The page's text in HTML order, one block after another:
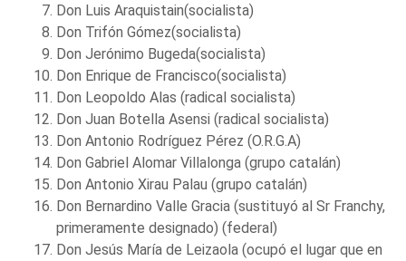
Don Luis Araquistain(socialista)
Don Trifón Gómez(socialista)
Don Jerónimo Bugeda(socialista)
Don Enrique de Francisco(socialista)
Don Leopoldo Alas (radical socialista)
Don Juan Botella Asensi (radical socialista)
Don Antonio Rodríguez Pérez (O.R.G.A)
Don Gabriel Alomar Villalonga (grupo catalán)
Don Antonio Xirau Palau (grupo catalán)
Don Bernardino Valle Gracia (sustituyó al Sr Franchy,
primeramente designado) (federal)
Don Jesús María de Leizaola (ocupó el lugar que en